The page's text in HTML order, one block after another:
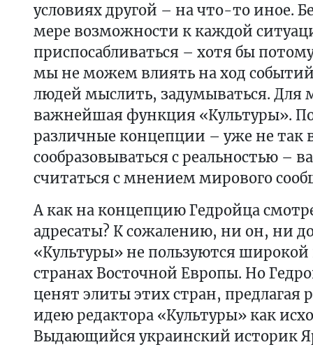
условиях другой – на что-то иное.
мере возможности к каждой
приспосабливаться – хотя бы
мы не можем влиять на ход
людей мыслить, задумываться. Для
важнейшая функция «Культуры».
различные концепции – уже не так
сообразовываться с реальностью –
считаться с мнением мирового
А как на концепцию Гедройца
адресаты? К сожалению, ни он, ни
«Культуры» не пользуются широкой
странах Восточной Европы. Но
ценят элиты этих стран, предлагая
идею редактора «Культуры» как
Выдающийся украинский историк